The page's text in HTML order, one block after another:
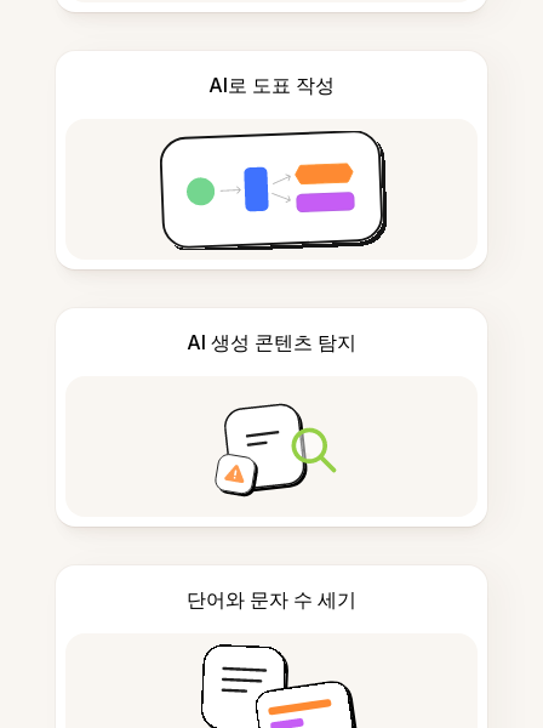
AI로 도표 작성
AI 생성 콘텐츠 탐지
단어와 문자 수 세기